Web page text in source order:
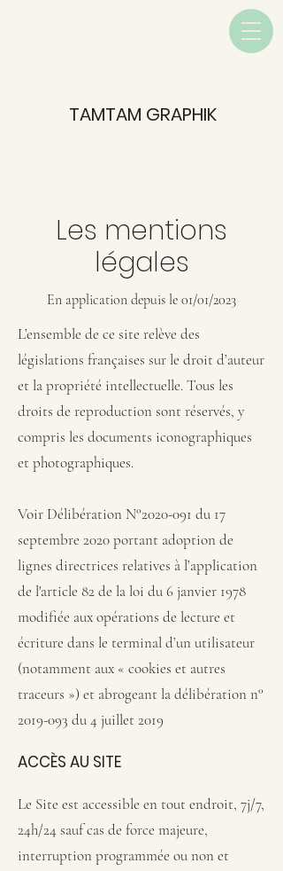
TAMTAM GRAPHIK
Les mentions
légales
En application depuis le 01/01/2023
L’ensemble de ce site relève des
législations françaises sur le droit d’auteur
et la propriété intellectuelle. Tous les
droits de reproduction sont réservés, y
compris les documents iconographiques
et photographiques.
Voir Délibération N°2020-091 du 17
septembre 2020portant adoption de
lignes directrices relatives à l’application
de l'article 82 de la loi du 6 janvier 1978
modifiée aux opérations de lecture et
écriture dans le terminal d’un utilisateur
(notamment aux « cookies et autres
traceurs ») et abrogeant la délibération n°
2019-093 du 4 juillet 2019
ACCÈS AU SITE
Le Site est accessible en tout endroit, 7j/7,
24h/24 sauf cas de force majeure,
interruption programmée ou non et